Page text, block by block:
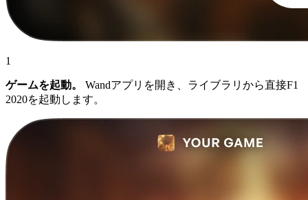
1
ゲームを起動。
Wandアプリを開き、ライブラリから直接F1
2020を起動します。